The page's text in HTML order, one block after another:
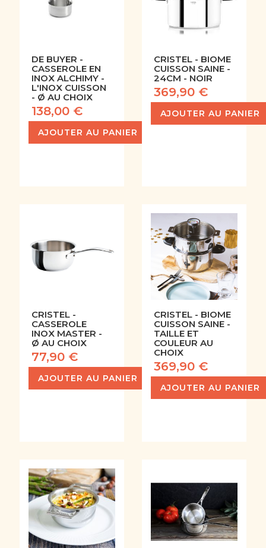
DE BUYER -
CASSEROLE EN
INOX ALCHIMY -
L'INOX CUISSON
- Ø AU CHOIX
138,00 €
AJOUTER AU PANIER
CRISTEL - BIOME
CUISSON SAINE -
24CM - NOIR
369,90 €
AJOUTER AU PANIER
CRISTEL -
CASSEROLE
INOX MASTER -
Ø AU CHOIX
77,90 €
AJOUTER AU PANIER
CRISTEL - BIOME
CUISSON SAINE -
TAILLE ET
COULEUR AU
CHOIX
369,90 €
AJOUTER AU PANIER